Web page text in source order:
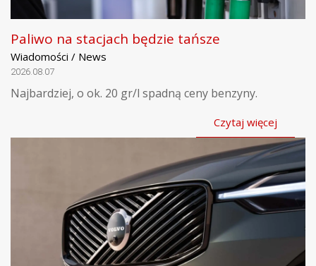
Paliwo na stacjach będzie tańsze
Wiadomości / News
2026.08.07
Najbardziej, o ok. 20 gr/l spadną ceny benzyny.
Czytaj więcej